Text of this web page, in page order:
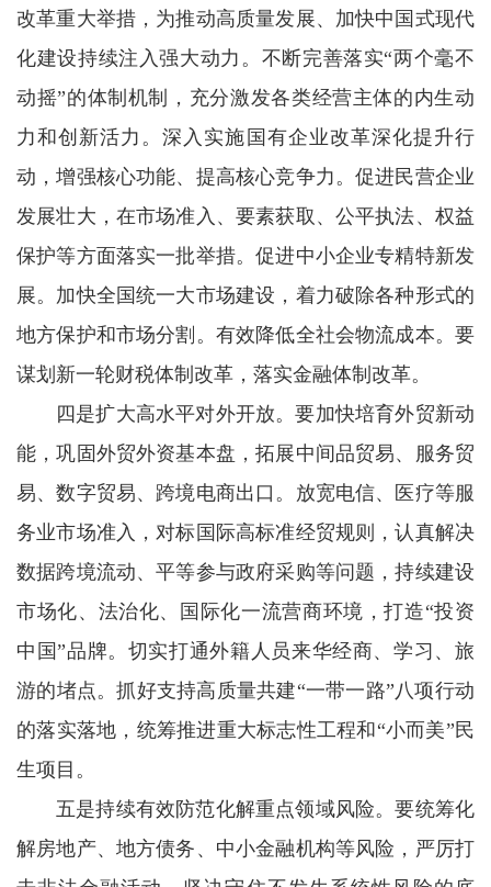
改革重大举措，为推动高质量发展、加快中国式现代
化建设持续注入强大动力。不断完善落实“两个毫不
动摇”的体制机制，充分激发各类经营主体的内生动
力和创新活力。深入实施国有企业改革深化提升行
动，增强核心功能、提高核心竞争力。促进民营企业
发展壮大，在市场准入、要素获取、公平执法、权益
保护等方面落实一批举措。促进中小企业专精特新发
展。加快全国统一大市场建设，着力破除各种形式的
地方保护和市场分割。有效降低全社会物流成本。要
谋划新一轮财税体制改革，落实金融体制改革。
四是扩大高水平对外开放。要加快培育外贸新动
能，巩固外贸外资基本盘，拓展中间品贸易、服务贸
易、数字贸易、跨境电商出口。放宽电信、医疗等服
务业市场准入，对标国际高标准经贸规则，认真解决
数据跨境流动、平等参与政府采购等问题，持续建设
市场化、法治化、国际化一流营商环境，打造“投资
中国”品牌。切实打通外籍人员来华经商、学习、旅
游的堵点。抓好支持高质量共建“一带一路”八项行动
的落实落地，统筹推进重大标志性工程和“小而美”民
生项目。
五是持续有效防范化解重点领域风险。要统筹化
解房地产、地方债务、中小金融机构等风险，严厉打